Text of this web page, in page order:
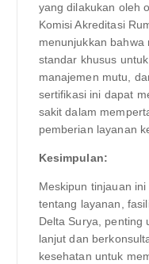
yang dilakukan oleh
Komisi Akreditasi
menunjukkan
standar khusus
manajemen mutu,
sertifikasi ini dapat
sakit dalam
pemberian layanan
Kesimpulan:
Meskipun tinjauan
tentang layanan,
Delta Surya, penting
lanjut dan
kesehatan untuk